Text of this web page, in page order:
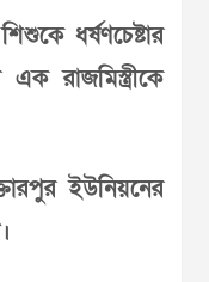
ধর্ষণচেষ্টার
রাজমিস্ত্রীকে
ইউনিয়নের